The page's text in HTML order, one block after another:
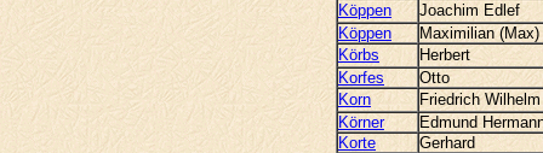
Köppen
Joachim Edlef
Köppen
Maximilian
Körbs
Herbert
Korfes
Otto
Korn
Friedrich
Körner
Edmund
Korte
Gerhard